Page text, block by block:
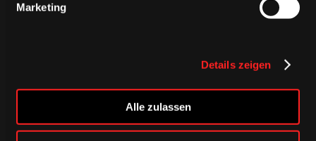
Marketing
Details zeigen
Alle zulassen